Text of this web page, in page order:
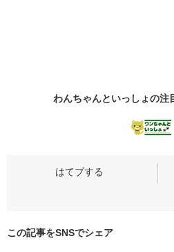
わんちゃんといっしょの注
この記事をSNSでシェア